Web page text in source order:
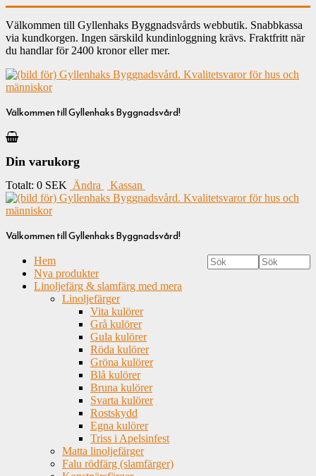
Välkommen till Gyllenhaks Byggnadsvårds webbutik. Snabbkassa
via kundkorgen. Ingen särskild kundinloggning krävs. Fraktfritt när
du handlar för 2400 kronor eller mer.
Välkommen till Gyllenhaks Byggnadsvård!
Din varukorg
Totalt: 0 SEK Ändra Kassan
Välkommen till Gyllenhaks Byggnadsvård!
Hem
Nya produkter
Linoljefärg & slamfärg med mera
Linoljefärger
Vita kulörer
Grå kulörer
Gula kulörer
Röda kulörer
Gröna kulörer
Blå kulörer
Bruna kulörer
Svarta kulörer
Rostskydd
Egna kulörer
Triss i Apelsinfest
Matta linoljefärger
Falu rödfärg (slamfärger)